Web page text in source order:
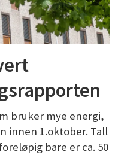
bruker mye energi,
innen 1.oktober. Tall
bare er ca. 50